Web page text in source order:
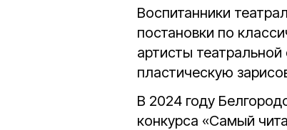
Воспитанники
постановки по
артисты
пластическую
В 2024 году
конкурса «Самый